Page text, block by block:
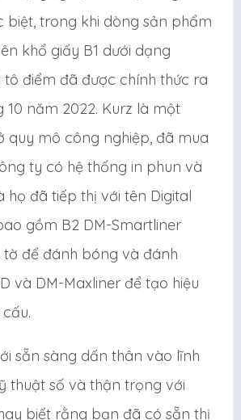
biệt, trong khi dòng sản phẩm
khổ giấy B1 dưới dạng
điểm đã được chính thức ra
10 năm 2022. Kurz là một
quy mô công nghiệp, đã mua
ty có hệ thống in phun và
họ đã tiếp thị với tên Digital
gồm B2 DM-Smartliner
để đánh bóng và đánh
và DM-Maxliner để tạo hiệu
sẵn sàng dấn thân vào lĩnh
thuật số và thận trọng với
biết rằng bạn đã có sẵn thị